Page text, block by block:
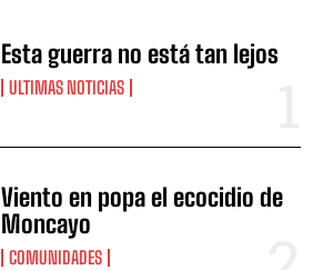
Esta guerra no está tan lejos
ULTIMAS NOTICIAS
Viento en popa el ecocidio de
Moncayo
COMUNIDADES